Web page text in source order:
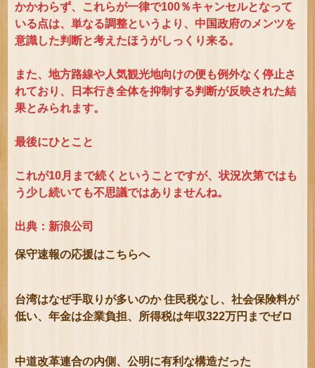
かかわらず、これらが一律で100％キャンセルとなって
いる点は、単なる調整というより、中国政府のメンツを
意識した判断と考えたほうがしっくり来る。
また、地方路線や人気観光地向けの便も例外なく停止さ
れており、日本行き全体を抑制する判断が反映された結
果とみられます。
最後にひとこと
これが10月まで続くということですが、状況次第ではも
う少し続いても不思議ではありませんね。
出典：新浪公司
保守速報の応援はこちらへ
台湾はなぜ手取りが多いのか 住民税なし、社会保険料が
低い、年金は企業負担、所得税は年収322万円までゼロ
中道改革連合の内側、公明に有利な構造だった